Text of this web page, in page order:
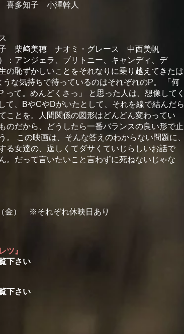
喜多知子 小澤幹人
柴﨑美穂 ナオミ・グレース 中西美帆
：アンジェラ、ブリトニー、キャンディ、デ
恥ずかしいことをそれなりに乗り越えてきたは
な気持ちで待っているのはそれぞれのP。 「何
って。めんどくさっ」 と思った人は、想像してく
て、BやCやDがいたとして、それを線で結んだら
ことを。人間関係の図形はどんどん変わってい
のだから、どうしたら一番バランスの良い形で止
。 この映画は、そんな答えのわからない問題に、
る女達の、逞しくてダサくていじらしいお話で
。だって言いたいこと言わずに死ねないじゃな
金） ※それぞれ休映日あり
ツ 』
下さい
下さい